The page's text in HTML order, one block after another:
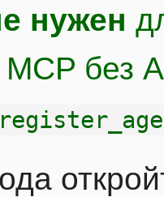
нужен
MCP без